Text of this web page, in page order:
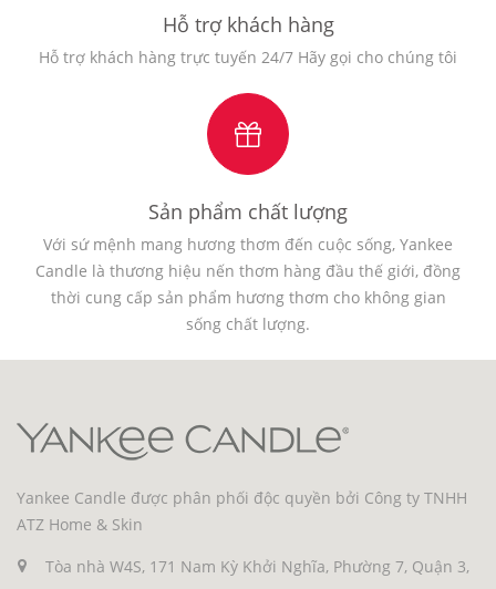
Hỗ trợ khách hàng
Hỗ trợ khách hàng trực tuyến 24/7 Hãy gọi cho chúng tôi
Sản phẩm chất lượng
Với sứ mệnh mang hương thơm đến cuộc sống, Yankee
Candle là thương hiệu nến thơm hàng đầu thế giới, đồng
thời cung cấp sản phẩm hương thơm cho không gian
sống chất lượng.
Yankee Candle được phân phối độc quyền bởi Công ty TNHH
ATZ Home & Skin
Tòa nhà W4S, 171 Nam Kỳ Khởi Nghĩa, Phường 7, Quận 3,